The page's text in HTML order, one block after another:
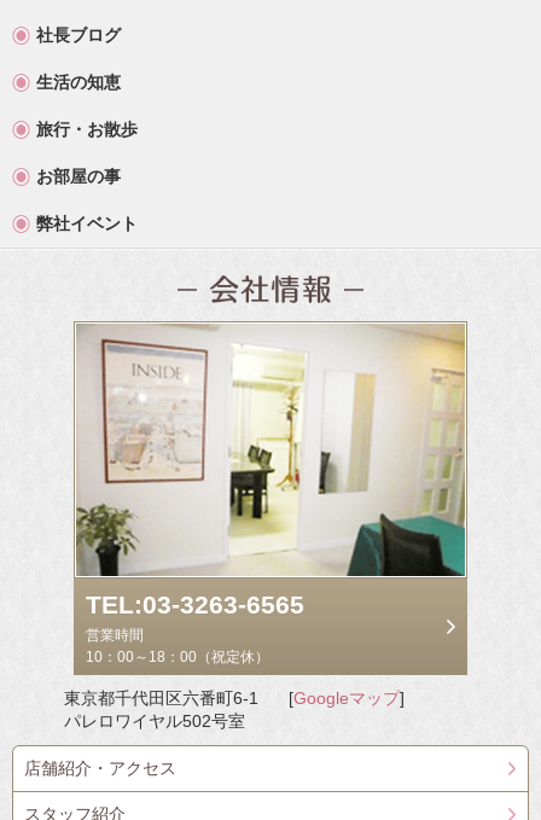
社長ブログ
生活の知恵
旅行・お散歩
お部屋の事
弊社イベント
TEL:03-3263-6565
営業時間
10：00～18：00（祝定休）
東京都千代田区六番町6-1
パレロワイヤル502号室
[Googleマップ]
店舗紹介・アクセス
スタッフ紹介